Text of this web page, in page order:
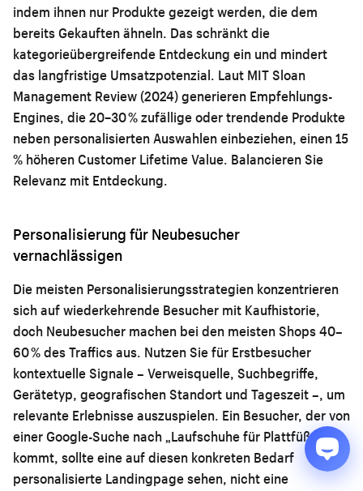
indem ihnen nur Produkte gezeigt werden, die dem
bereits Gekauften ähneln. Das schränkt die
kategorieübergreifende Entdeckung ein und mindert
das langfristige Umsatzpotenzial. Laut MIT Sloan
Management Review (2024) generieren Empfehlungs-
Engines, die 20–30 % zufällige oder trendende Produkte
neben personalisierten Auswahlen einbeziehen, einen 15
% höheren Customer Lifetime Value. Balancieren Sie
Relevanz mit Entdeckung.
Personalisierung für Neubesucher
vernachlässigen
Die meisten Personalisierungsstrategien konzentrieren
sich auf wiederkehrende Besucher mit Kaufhistorie,
doch Neubesucher machen bei den meisten Shops 40–
60 % des Traffics aus. Nutzen Sie für Erstbesucher
kontextuelle Signale – Verweisquelle, Suchbegriffe,
Gerätetyp, geografischen Standort und Tageszeit –, um
relevante Erlebnisse auszuspielen. Ein Besucher, der von
einer Google-Suche nach „Laufschuhe für Plattfüße"
kommt, sollte eine auf diesen konkreten Bedarf
personalisierte Landingpage sehen, nicht eine